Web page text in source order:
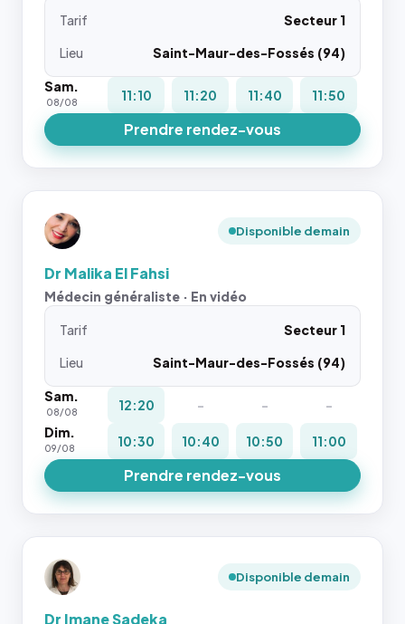
Tarif
Secteur 1
Lieu
Saint-Maur-des-Fossés (94)
Sam.
08/08 11:10 11:20 11:40 11:50
Prendre rendez-vous
Disponible demain
Dr Malika El Fahsi
Médecin généraliste · En vidéo
Tarif
Secteur 1
Lieu
Saint-Maur-des-Fossés (94)
Sam.
08/08 12:20 - -
-
Dim.
09/08 10:30 10:40 10:50 11:00
Prendre rendez-vous
Disponible demain
Dr Imane Sadeka